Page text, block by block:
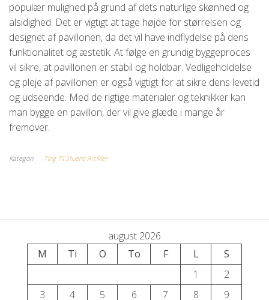
populær mulighed på grund af dets naturlige skønhed og
alsidighed. Det er vigtigt at tage højde for størrelsen og
designet af pavillonen, da det vil have indflydelse på dens
funktionalitet og æstetik. At følge en grundig byggeproces
vil sikre, at pavillonen er stabil og holdbar. Vedligeholdelse
og pleje af pavillonen er også vigtigt for at sikre dens levetid
og udseende. Med de rigtige materialer og teknikker kan
man bygge en pavillon, der vil give glæde i mange år
fremover.
Kategori Ting Til Stuens Artikler
august 2026
M
Ti O To F L
S
1
2
3
4 5 6 7 8
9